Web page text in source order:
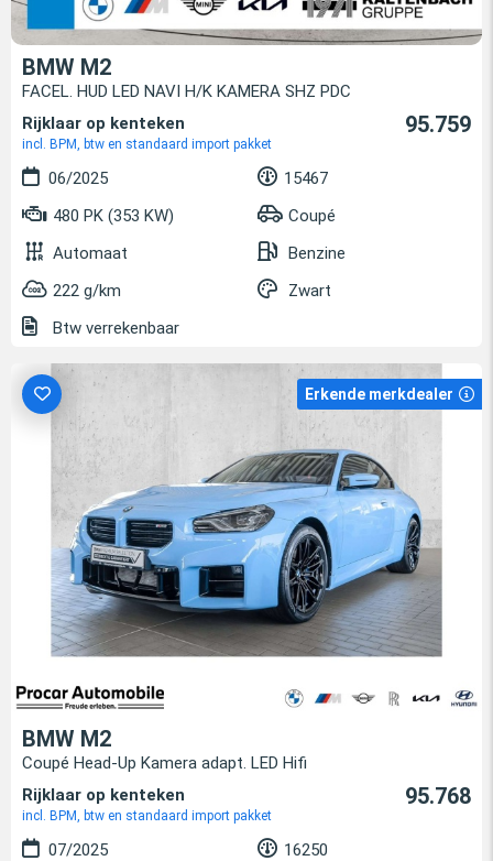
BMW M2
FACEL. HUD LED NAVI H/K KAMERA SHZ PDC
Rijklaar op kenteken
incl. BPM, btw en standaard import pakket
95.759
06/2025
15467
480 PK (353 KW)
Coupé
Automaat
Benzine
222 g/km
Zwart
Btw verrekenbaar
Erkende merkdealer
BMW M2
Coupé Head-Up Kamera adapt. LED Hifi
Rijklaar op kenteken
incl. BPM, btw en standaard import pakket
95.768
07/2025 16250